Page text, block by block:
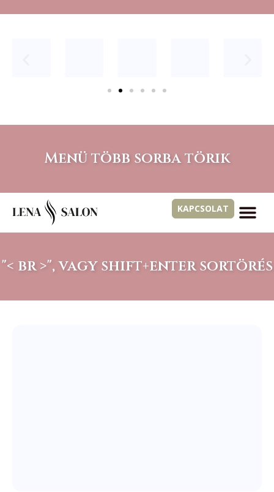
Menü több sorba törik
KAPCSOLAT
"< br >", vagy shift+enter sortörés